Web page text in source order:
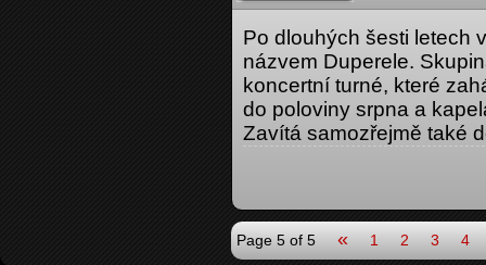
Po dlouhých šesti letech
názvem Duperele.
koncertní turné, které
do poloviny srpna a
Zavítá samozřejmě také
Page 5 of 5 « 1 2 3 4